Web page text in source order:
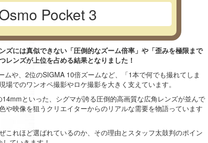
Pocket 3
ズには真似できない「圧倒的なズーム倍率」や「歪みを極限まで
レンズが上位を占める結果となりました！
ムや、2位のSIGMA 10倍ズームなど、「1本で何でも撮れてしま
場でのワンオペ撮影やロケ撮影を大きく支えています。
といった、シグマが誇る圧倒的高画質な広角レンズが並んで
や映像を狙うクリエイターからのリアルな需要を物語っています
これほど選ばれているのか、その理由とスタッフ太鼓判のポイン